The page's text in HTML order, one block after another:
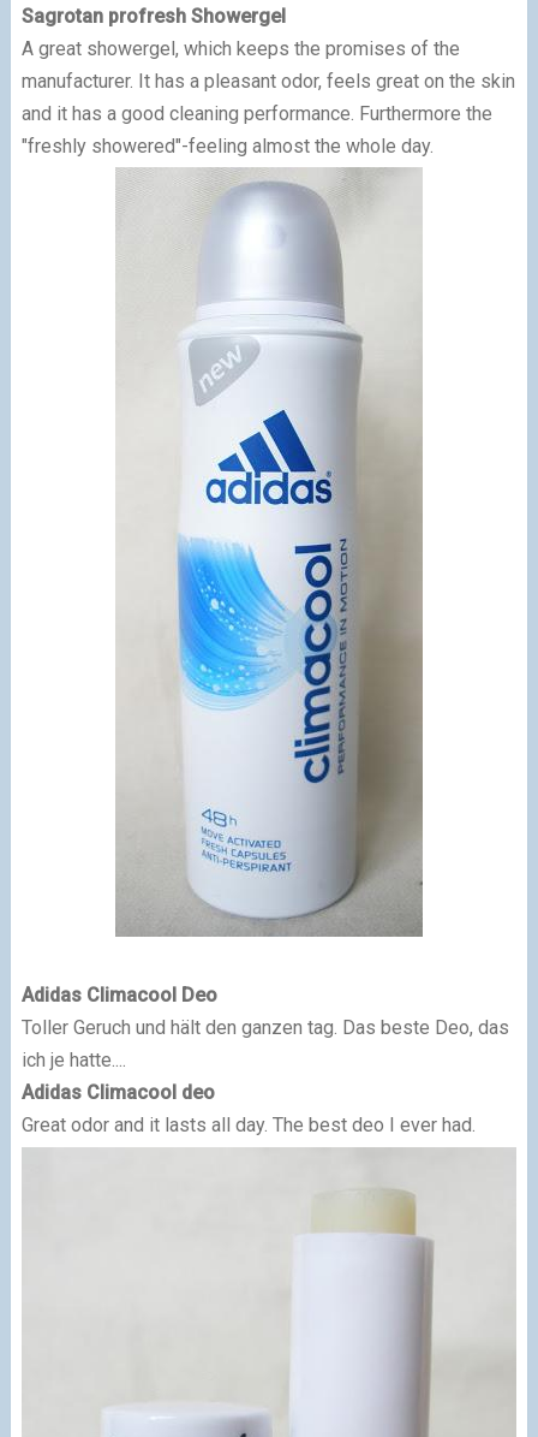
Sagrotan profresh Showergel
A great showergel, which keeps the promises of the
manufacturer. It has a pleasant odor, feels great on the skin
and it has a good cleaning performance. Furthermore the
"freshly showered"-feeling almost the whole day.
Adidas Climacool Deo
Toller Geruch und hält den ganzen tag. Das beste Deo, das
ich je hatte....
Adidas Climacool deo
Great odor and it lasts all day. The best deo I ever had.